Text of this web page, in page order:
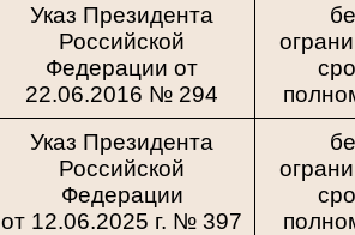
Указ Президента
Российской
Федерации от
22.06.2016 № 294
Указ Президента
Российской
Федерации
от 12.06.2025 г. № 397